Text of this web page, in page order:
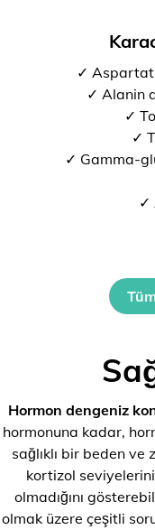
✓ Aspartat
✓ Alanin
✓
✓
✓ Gamma-
✓
Hormon dengeniz
hormonuna kadar,
sağlıklı bir beden ve
kortizol
olmadığını
olmak üzere çeşitli